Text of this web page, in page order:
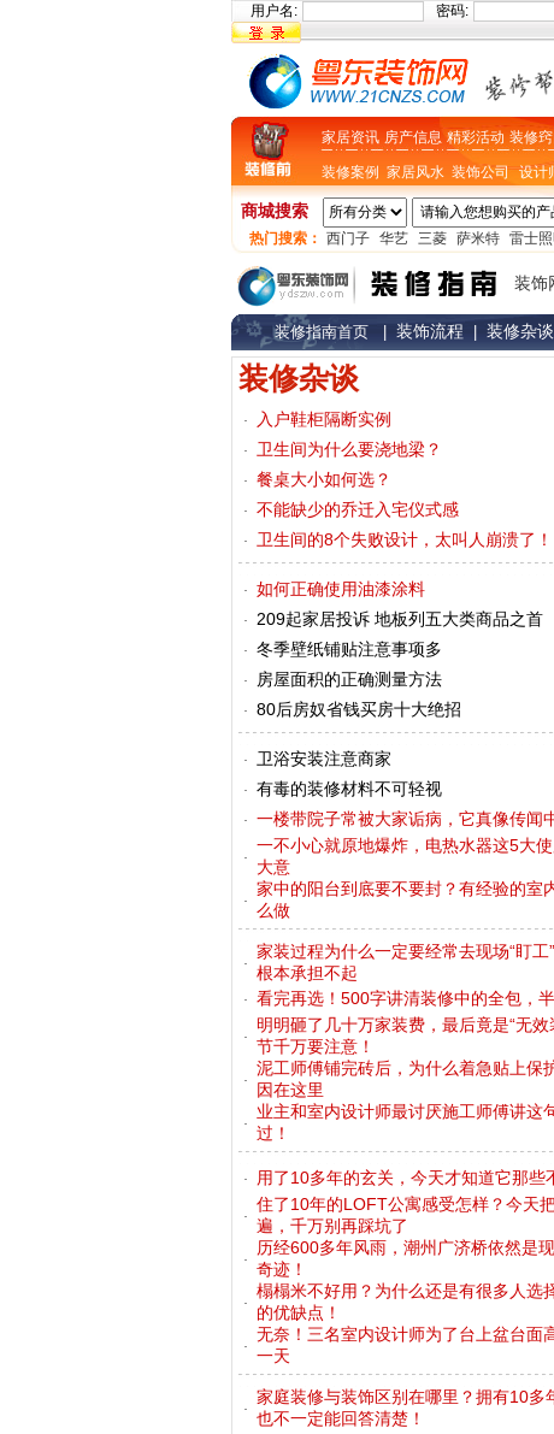
用户名: 密码:
家居资讯 房产信息 精彩活动 装修
装修案例 家居风水 装饰公司 设计
商城搜索
热门搜索： 西门子 华艺 三菱 萨米特 雷士照
装饰
装修指南首页 装饰流程 装修杂谈
装修杂谈
入户鞋柜隔断实例
卫生间为什么要浇地梁？
餐桌大小如何选？
不能缺少的乔迁入宅仪式感
卫生间的8个失败设计，太叫人崩溃了！
如何正确使用油漆涂料
209起家居投诉 地板列五大类商品之首
冬季壁纸铺贴注意事项多
房屋面积的正确测量方法
80后房奴省钱买房十大绝招
卫浴安装注意商家
有毒的装修材料不可轻视
一楼带院子常被大家诟病，它真像传闻
一不小心就原地爆炸，电热水器这5大
大意
家中的阳台到底要不要封？有经验的室
么做
家装过程为什么一定要经常去现场“盯工
根本承担不起
看完再选！500字讲清装修中的全包，
明明砸了几十万家装费，最后竟是“无
节千万要注意！
泥工师傅铺完砖后，为什么着急贴上保
因在这里
业主和室内设计师最讨厌施工师傅讲这
过！
用了10多年的玄关，今天才知道它那些
住了10年的LOFT公寓感受怎样？今天
遍，千万别再踩坑了
历经600多年风雨，潮州广济桥依然是
奇迹！
榻榻米不好用？为什么还是有很多人选
的优缺点！
无奈！三名室内设计师为了台上盆台面
一天
家庭装修与装饰区别在哪里？拥有10多
也不一定能回答清楚！